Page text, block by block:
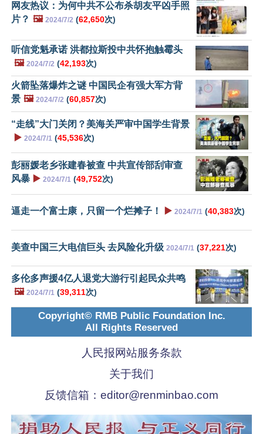
网友热议：为何中共不公布杀胡友平凶手照
片？ 🖼️ 2024/7/2 (62,650次)
听信党魁承诺 洪都拉斯投中共怀抱触霉头
🖼️ 2024/7/2 (42,193次)
火箭坠落爆炸之谜 中国民企有强大军方背
景 🖼️ 2024/7/2 (60,857次)
“走线”大门关闭？美海关严审中国学生背景
▶️ 2024/7/1 (45,536次)
彭丽媛老乡张建春被查 中共宣传部刮审查
风暴 ▶️ 2024/7/1 (49,752次)
逼走一个富士康，只留一个烂摊子！ ▶️ 2024/7/1 (40,383次)
美查中国三大电信巨头 去风险化升级 2024/7/1 (37,221次)
多伦多声援4亿人退党大游行引起民众共鸣
🖼️ 2024/7/1 (39,311次)
Copyright© RMB Public Foundation Inc.
All Rights Reserved
人民报网站服务条款
关于我们
反馈信箱： editor@renminbao.com